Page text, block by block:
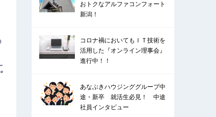
おトクなアルファコンフォート
新潟！
コロナ禍においてもＩＴ技術を
活用した『オンライン理事会』
進行中！！
あなぶきハウジンググループ中
途・新卒 就活生必見！ 中途
社員インタビュー